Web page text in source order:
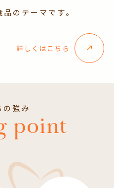
のテーマです。
詳しくはこちら
point
の強み